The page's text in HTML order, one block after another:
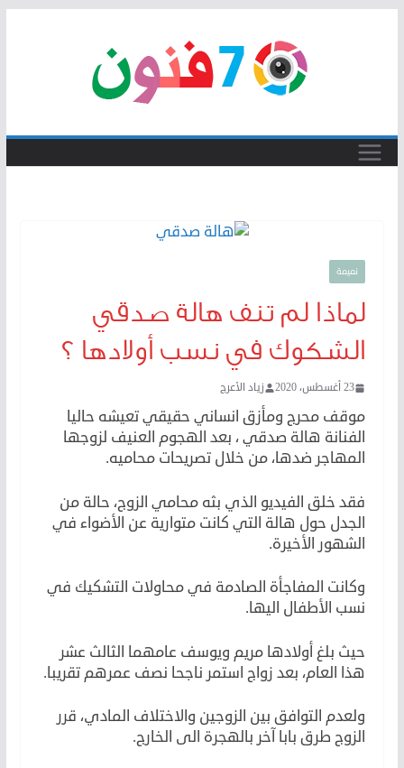
نميمة
لماذا لم تنف هالة صدقي
الشكوك في نسب أولادها ؟
23 أغسطس، 2020 زياد الأعرج
موقف محرج ومأزق انساني حقيقي تعيشه حاليا
الفنانة هالة صدقي ، بعد الهجوم العنيف لزوجها
المهاجر ضدها، من خلال تصريحات محاميه.
فقد خلق الفيديو الذي بثه محامي الزوج، حالة من
الجدل حول هالة التي كانت متوارية عن الأضواء في
الشهور الأخيرة.
وكانت المفاجأة الصادمة في محاولات التشكيك في
نسب الأطفال اليها.
حيث بلغ أولادها مريم ويوسف عامهما الثالث عشر
هذا العام، بعد زواج استمر ناجحا نصف عمرهم تقريبا.
ولعدم التوافق بين الزوجين والاختلاف المادي، قرر
الزوج طرق بابا آخر بالهجرة الى الخارج.